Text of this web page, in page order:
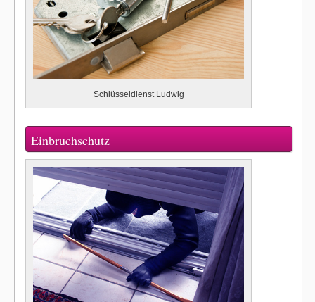
Schlüsseldienst Ludwig
Einbruchschutz